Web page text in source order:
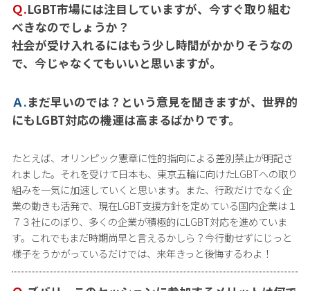
Ｑ.LGBT市場には注目していますが、今すぐ取り組む
べきなのでしょうか？
社会が受け入れるにはもう少し時間がかかりそうなの
で、今じゃなくてもいいと思いますが。
Ａ.まだ早いのでは？という意見を聞きますが、世界的
にもLGBT対応の機運は高まるばかりです。
たとえば、オリンピック憲章に性的指向による差別禁止が明記さ
れました。それを受けて日本も、東京五輪に向けたLGBTへの取り
組みを一気に加速していくと思います。また、行政だけでなく企
業の動きも活発で、現在LGBT支援方針を定めている国内企業は１
７３社にのぼり、多くの企業が積極的にLGBT対応を進めていま
す。これでもまだ時期尚早と言えるかしら？今行動せずにじっと
様子をうかがっているだけでは、来年きっと後悔するわよ！